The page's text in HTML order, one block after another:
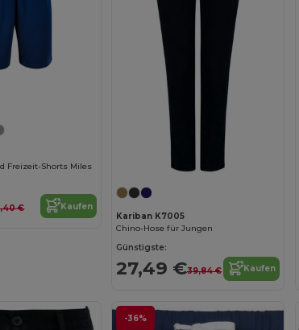
Freizeit-Shorts Miles
€ Kaufen
Kariban K7005
Chino-Hose für Jungen
Günstigste:
27,49 €39,84 € Kaufen
-36%